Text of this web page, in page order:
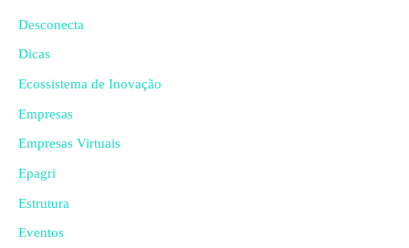
Desconecta
Dicas
Ecossistema de Inovação
Empresas
Empresas Virtuais
Epagri
Estrutura
Eventos